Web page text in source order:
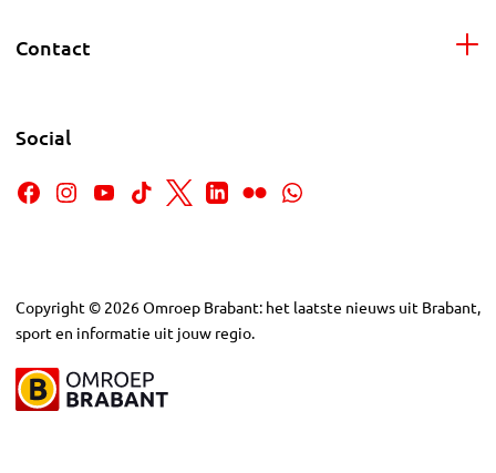
Contact
Social
Copyright © 2026Omroep Brabant: het laatste nieuws uit Brabant,
sport en informatie uit jouw regio.